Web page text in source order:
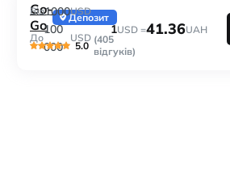
Go-
Go
Депозит
5.0 (405
відгуків)
Від1000USD
До
100
000
USD
1USD =41.36UAH